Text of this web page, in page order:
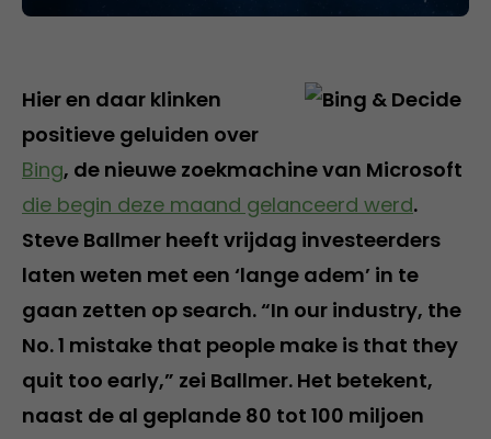
Hier en daar klinken
positieve geluiden over
Bing, de nieuwe zoekmachine van Microsoft
die begin deze maand gelanceerd werd.
Steve Ballmer heeft vrijdag investeerders
laten weten met een ‘lange adem’ in te
gaan zetten op search. “In our industry, the
No. 1 mistake that people make is that they
quit too early,” zei Ballmer. Het betekent,
naast de al geplande 80 tot 100 miljoen